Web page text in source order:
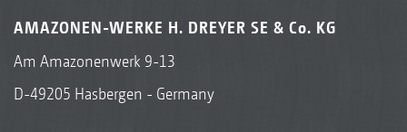
AMAZONEN-WERKE H. DREYER SE & Co. KG
Am Amazonenwerk 9-13
D-49205 Hasbergen - Germany